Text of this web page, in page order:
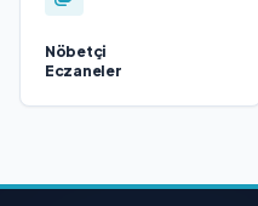
Nöbetçi
Eczaneler